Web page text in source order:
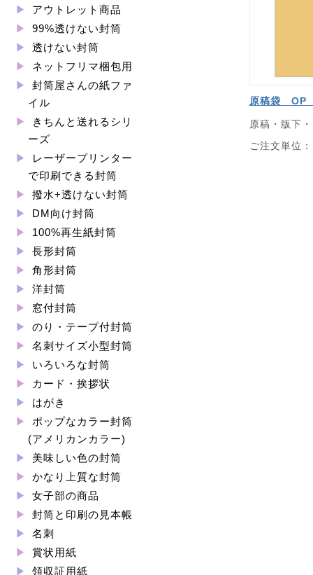
アウトレット商品
99%透けない封筒
透けない封筒
ネットフリマ梱包用
封筒屋さんの紙ファ
イル
きちんと送れるシリ
ーズ
レーザープリンター
で印刷できる封筒
撥水+透けない封筒
DM向け封筒
100%再生紙封筒
長形封筒
角形封筒
洋封筒
窓付封筒
のり・テープ付封筒
名刺サイズ小型封筒
いろいろな封筒
カード・挨拶状
はがき
ポップなカラー封筒
(アメリカンカラー)
美味しい色の封筒
かなり上質な封筒
女子部の商品
封筒と印刷の見本帳
名刺
賞状用紙
領収証用紙
原稿袋 OP
原稿・版下
ご注文単位